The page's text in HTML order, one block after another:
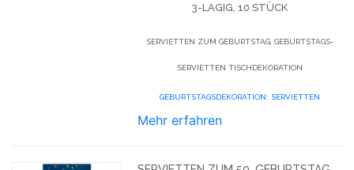
3-LAGIG, 10 STÜCK
SERVIETTEN ZUM GEBURTSTAG, GEBURTSTAGS-
SERVIETTEN TISCHDEKORATION
GEBURTSTAGSDEKORATION: SERVIETTEN
Mehr erfahren